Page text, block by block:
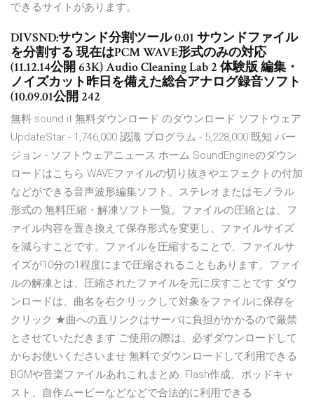
できるサイトがあります。
DIVSND:サウンド分割ツール 0.01 サウンドファイル
を分割する 現在はPCM WAVE形式のみの対応
(11.12.14公開 63K) Audio Cleaning Lab 2 体験版 編集・
ノイズカット昨日を備えた総合アナログ録音ソフト
(10.09.01公開 242
無料 sound it 無料ダウンロード のダウンロード ソフトウェア
UpdateStar - 1,746,000 認識 プログラム - 5,228,000 既知 バー
ジョン - ソフトウェアニュース ホーム SoundEngineのダウン
ロードはこちら WAVEファイルの切り抜きやエフェクトの付加
などができる音声波形編集ソフト。ステレオまたはモノラル
形式の 無料圧縮・解凍ソフト一覧。ファイルの圧縮とは、フ
ァイル内容を置き換えて保存形式を変更し、ファイルサイズ
を減らすことです。ファイルを圧縮することで、ファイルサ
イズが10分の1程度にまで圧縮されることもあります。ファイ
ルの解凍とは、圧縮されたファイルを元に戻すことです ダウ
ンロードは、曲名を右クリックして対象をファイルに保存を
クリック ★曲への直リンクはサーバに負担がかかるので厳禁
とさせていただきます ご使用の際は、必ずダウンロードして
からお使いくださいませ 無料でダウンロードして利用できる
BGMや音楽ファイルあれこれまとめ. Flash作成、ポッドキャ
スト、自作ムービーなどなどで合法的に利用できる